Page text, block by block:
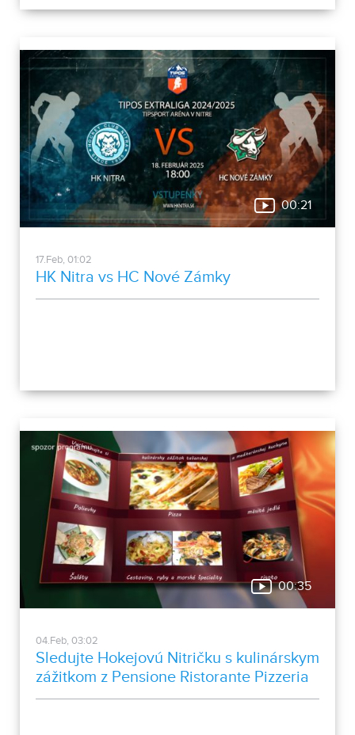
00:21
17.Feb, 01:02
HK Nitra vs HC Nové Zámky
00:35
04.Feb, 03:02
Sledujte Hokejovú Nitričku s kulinárskym
zážitkom z Pensione Ristorante Pizzeria
Toscana Nitra